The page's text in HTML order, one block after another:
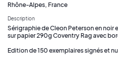
Rhône-Alpes, France
Description
Sérigraphie de Cleon Peterson en noir
sur papier 290g Coventry Rag avec
Edition de 150 exemplaires signés et